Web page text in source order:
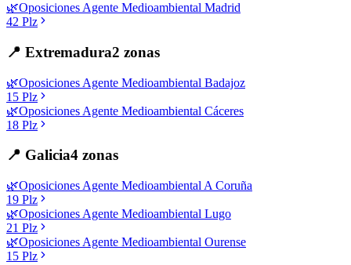
🌿Oposiciones Agente Medioambiental Madrid
42 Plz
📍 Extremadura2 zonas
🌿Oposiciones Agente Medioambiental Badajoz
15 Plz
🌿Oposiciones Agente Medioambiental Cáceres
18 Plz
📍 Galicia4 zonas
🌿Oposiciones Agente Medioambiental A Coruña
19 Plz
🌿Oposiciones Agente Medioambiental Lugo
21 Plz
🌿Oposiciones Agente Medioambiental Ourense
15 Plz